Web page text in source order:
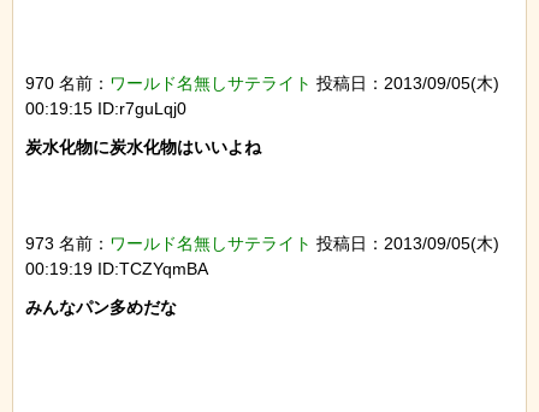
970 名前： ワールド名無しサテライト 投稿日：2013/09/05(木)
00:19:15 ID:r7guLqj0
炭水化物に炭水化物はいいよね
973 名前： ワールド名無しサテライト 投稿日：2013/09/05(木)
00:19:19 ID:TCZYqmBA
みんなパン多めだな